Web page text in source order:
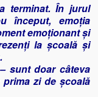
terminat. În jurul
început, emoția
emoționant și
la școală și
sunt doar câteva
zi de școală